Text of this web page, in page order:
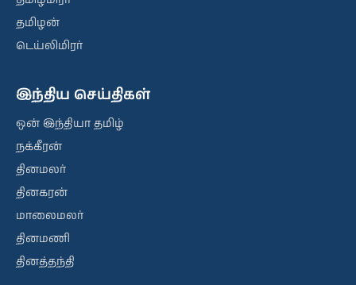
தமிழன்
டெய்லிமிரர்
இந்திய செய்திகள்
ஒன் இந்தியா தமிழ்
நக்கீரன்
தினமலர்
தினகரன்
மாலைமலர்
தினமணி
தினத்தந்தி